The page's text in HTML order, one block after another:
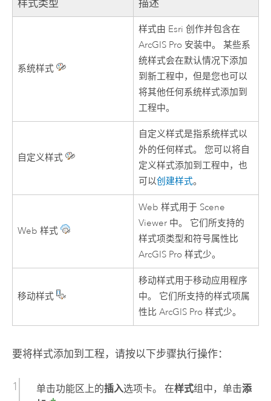
样式类型 描述
系统样式
样式由 Esri 创作并包含在
ArcGIS Pro 安装中。 某些系
统样式会在默认情况下添加
到新工程中，但是您也可以
将其他任何系统样式添加到
工程中。
自定义样式
自定义样式是指系统样式以
外的任何样式。 您可以将自
定义样式添加到工程中，也
可以创建样式。
Web 样式
Web 样式用于 Scene
Viewer 中。 它们所支持的
样式项类型和符号属性比
ArcGIS Pro 样式少。
移动样式
移动样式用于移动应用程序
中。 它们所支持的样式项属
性比ArcGIS Pro 样式少。
要将样式添加到工程，请按以下步骤执行操作：
单击功能区上的插入选项卡。 在样式组中，单击添